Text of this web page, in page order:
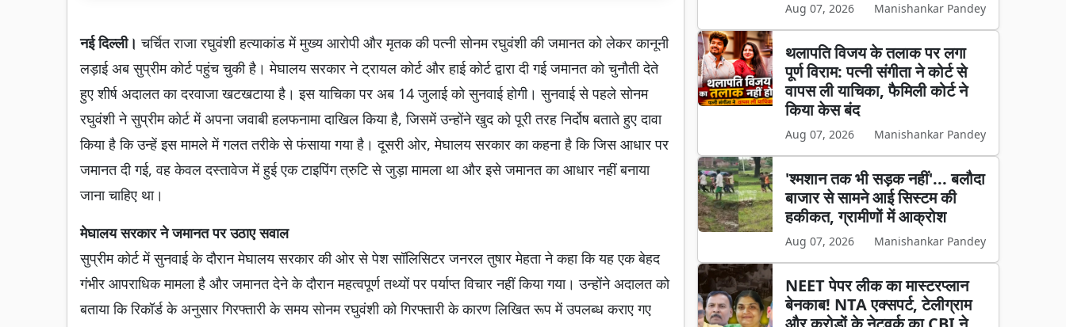
नई दिल्ली।चर्चित राजा रघुवंशी हत्याकांड में मुख्य आरोपी और मृतक की पत्नी सोनम रघुवंशी की जमानत को लेकर कानूनी
लड़ाई अब सुप्रीम कोर्ट पहुंच चुकी है। मेघालय सरकार ने ट्रायल कोर्ट और हाई कोर्ट द्वारा दी गई जमानत को चुनौती देते
हुए शीर्ष अदालत का दरवाजा खटखटाया है। इस याचिका पर अब 14 जुलाई को सुनवाई होगी। सुनवाई से पहले सोनम
रघुवंशी ने सुप्रीम कोर्ट में अपना जवाबी हलफनामा दाखिल किया है, जिसमें उन्होंने खुद को पूरी तरह निर्दोष बताते हुए दावा
किया है कि उन्हें इस मामले में गलत तरीके से फंसाया गया है। दूसरी ओर, मेघालय सरकार का कहना है कि जिस आधार पर
जमानत दी गई, वह केवल दस्तावेज में हुई एक टाइपिंग त्रुटि से जुड़ा मामला था और इसे जमानत का आधार नहीं बनाया
जाना चाहिए था।
मेघालय सरकार ने जमानत पर उठाए सवाल
सुप्रीम कोर्ट में सुनवाई के दौरान मेघालय सरकार की ओर से पेश सॉलिसिटर जनरल तुषार मेहता ने कहा कि यह एक बेहद
गंभीर आपराधिक मामला है और जमानत देने के दौरान महत्वपूर्ण तथ्यों पर पर्याप्त विचार नहीं किया गया। उन्होंने अदालत को
बताया कि रिकॉर्ड के अनुसार गिरफ्तारी के समय सोनम रघुवंशी को गिरफ्तारी के कारण लिखित रूप में उपलब्ध कराए गए
Aug 07, 2026 Manishankar Pandey
थलापति विजय के तलाक पर लगा
पूर्ण विराम: पत्नी संगीता ने कोर्ट से
वापस ली याचिका, फैमिली कोर्ट ने
किया केस बंद
Aug 07, 2026 Manishankar Pandey
'श्मशान तक भी सड़क नहीं'... बलौदा
बाजार से सामने आई सिस्टम की
हकीकत, ग्रामीणों में आक्रोश
Aug 07, 2026 Manishankar Pandey
NEET पेपर लीक का मास्टरप्लान
बेनकाब! NTA एक्सपर्ट, टेलीग्राम